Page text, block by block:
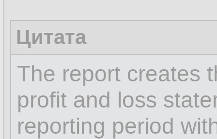
Цитата
The report creates
profit and loss
reporting period